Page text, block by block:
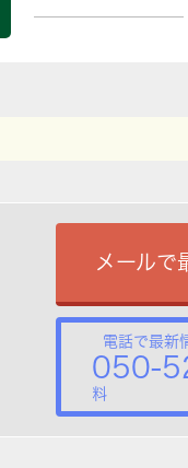
メールで
電話で最新
050-
料